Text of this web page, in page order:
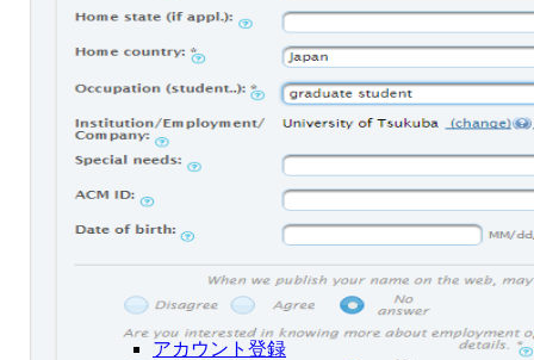
アカウント登録